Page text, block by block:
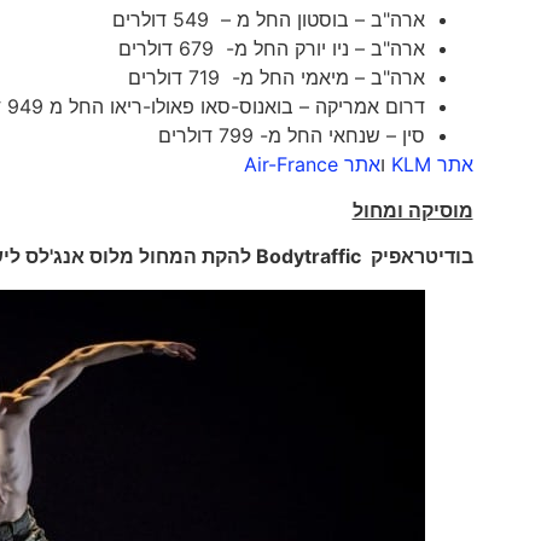
ארה"ב – בוסטון החל מ – 549 דולרים
ארה"ב – ניו יורק החל מ- 679 דולרים
ארה"ב – מיאמי החל מ- 719 דולרים
דרום אמריקה – בואנוס-סאו פאולו-ריאו החל מ 949 דולרים
סין – שנחאי החל מ- 799 דולרים
אתר KLM
ואתר Air-France
מוסיקה ומחול
בודיטראפיקBodytraffic להקת המחול מלוס אנג'לס